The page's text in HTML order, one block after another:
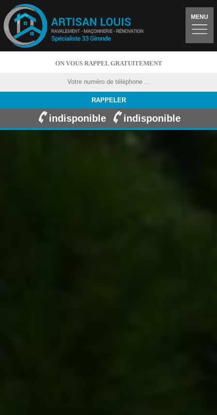
MENU
ON VOUS RAPPEL GRATUITEMENT
indisponible indisponible